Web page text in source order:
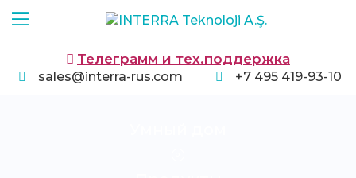
Телеграмм и тех.поддержка
sales@interra-rus.com +7 495 419-93-10